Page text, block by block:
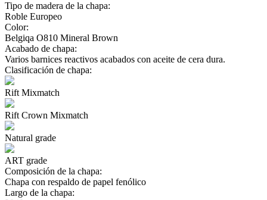
Tipo de madera de la chapa:
Roble Europeo
Color:
Belgiqa O810 Mineral Brown
Acabado de chapa:
Varios barnices reactivos acabados con aceite de cera dura.
Clasificación de chapa:
Rift Mixmatch
Rift Crown Mixmatch
Natural grade
ART grade
Composición de la chapa:
Chapa con respaldo de papel fenólico
Largo de la chapa: